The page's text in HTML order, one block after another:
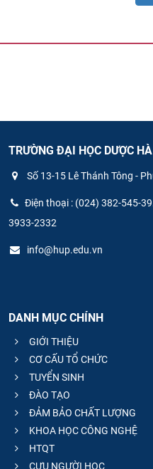
TRƯỜNG ĐẠI HỌC DƯỢC
Số 13-15 Lê Thánh Tông -
Điện thoại : (024) 382-545-
3933-2332
info@hup.edu.vn
DANH MỤC CHÍNH
GIỚI THIỆU
CƠ CẤU TỔ CHỨC
TUYỂN SINH
ĐÀO TẠO
ĐẢM BẢO CHẤT LƯỢNG
KHOA HỌC CÔNG NGHỆ
HTQT
CỰU NGƯỜI HỌC